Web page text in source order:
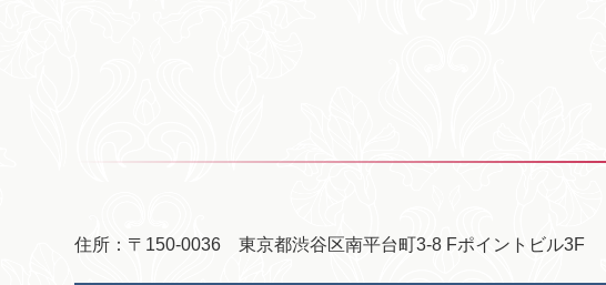
住所：〒150-0036 東京都渋谷区南平台町3-8 Fポイントビル3F